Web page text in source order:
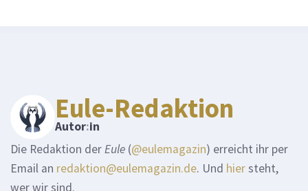
Eule-Redaktion
Autor:in
Die Redaktion derEule (@eulemagazin) erreicht ihr per
Email an redaktion@eulemagazin.de. Und hiersteht,
wer wir sind.